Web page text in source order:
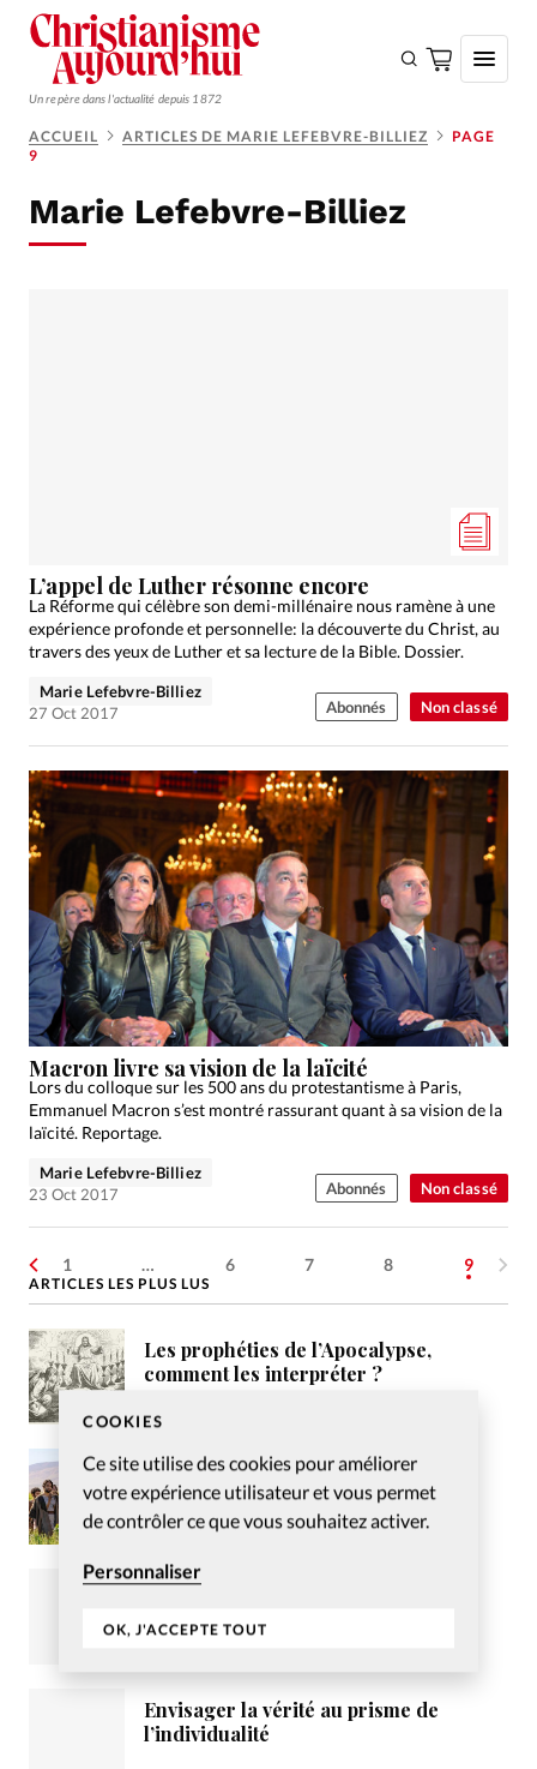
COOKIES
Ce site utilise des cookies pour améliorer
votre expérience utilisateur et vous permet
de contrôler ce que vous souhaitez activer.
Personnaliser
OK, J'ACCEPTE TOUT
Un repère dans l'actualité depuis 1872
Monde
Devise:CHF
RUBRIQUES
Tous les articles
Actualité chrétienne
Actualité internationale
Chronique
Culture
Dossier
Génération réveil
Monde
Société
Tour du monde des Eglises
Trait d'Ixène
Vécu
Vie Intérieure
ACCUEIL ARTICLES DE MARIE LEFEBVRE-BILLIEZ
PAGE
9
Marie Lefebvre-Billiez
Non classé
L’appel de Luther résonne encore
La Réforme qui célèbre son demi-millénaire nous ramène à une
expérience profonde et personnelle: la découverte du Christ, au
travers des yeux de Luther et sa lecture de la Bible. Dossier.
Marie Lefebvre-Billiez
27 Oct 2017
Abonnés
Non classé
Macron livre sa vision de la laïcité
Lors du colloque sur les 500 ans du protestantisme à Paris,
Emmanuel Macron s’est montré rassurant quant à sa vision de la
laïcité. Reportage.
Marie Lefebvre-Billiez
23 Oct 2017
Abonnés
1 … 6 7 8 9
ARTICLES LES PLUS LUS
Les prophéties de l’Apocalypse,
comment les interpréter ?
La série «The Chosen», entre
engouement et critiques
Puisses-tu, Jean-Louis Aubert
Envisager la vérité au prisme de
l’individualité